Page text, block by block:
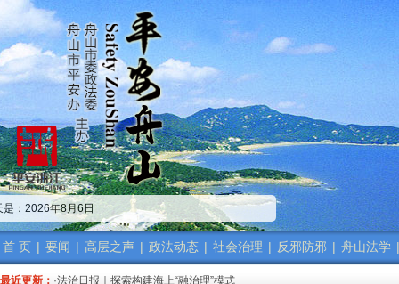
是：2026年8月6日
首 页 | 要闻 | 高层之声 | 政法动态 | 社会治理 | 反邪防邪 | 舟山法学 |
最近更新：
·中共舟山市委政法委员会招聘公告
·市委政法委机关传达学习省、市“新春第一会”精神
·市委政法工作会议召开 梁雪冬讲话
·中共浙江省委常委、政法委书记王成国致全省政法干警的新春贺词
·市委政法委机关召开年度考核会
·梁雪冬带队开展春节前安全督导检查工作
·法治日报｜探索构建海上“融治理”模式